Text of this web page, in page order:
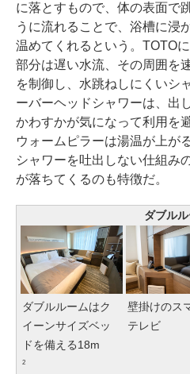
に落とすもので、体の表面で
うに流れることで、浴槽に浸
温めてくれるという。TOTO
部分は遅い水流、その周囲を
を制御し、水跳ねしにくいシ
ーバーヘッドシャワーは、出
かわすかが気になって利用を
ウォームピラーは湯温が上が
シャワーを吐出しない仕組み
が落ちてくるのも特徴だ。
ダブル
ダブルルームはク
イーンサイズベッ
ドを備える18m
2
壁掛けのス
テレビ